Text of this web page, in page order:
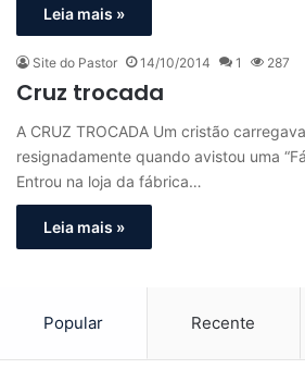
Leia mais »
Site do Pastor 14/10/2014 1 287
Cruz trocada
A CRUZ TROCADA Um cristão
resignadamente quando avistou uma
Entrou na loja da fábrica…
Leia mais »
Popular Recente